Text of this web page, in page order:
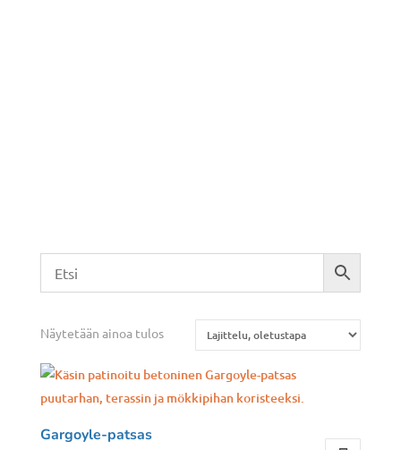
Näytetään ainoa tulos
Gargoyle-patsas